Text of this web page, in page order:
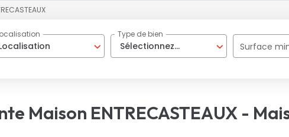
Sélectionnez...
Type de bien
Surface
Maison ENTRECASTEAUX -